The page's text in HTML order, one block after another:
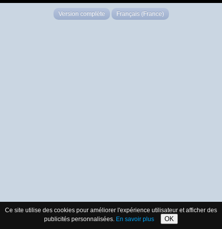
Version complète Français (France)
Ce site utilise des cookies pour améliorer l'expérience utilisateur et afficher des
publicités personnalisées. En savoir plus OK